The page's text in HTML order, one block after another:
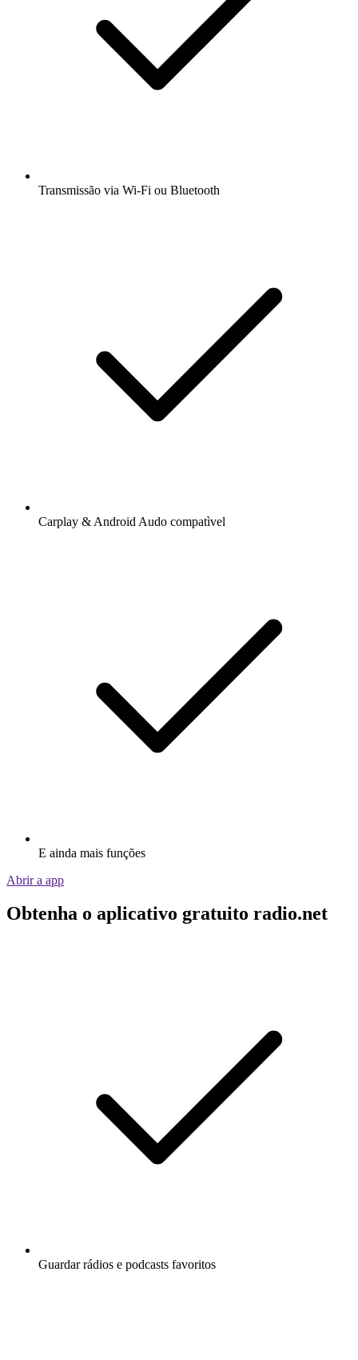
Transmissão via Wi-Fi ou Bluetooth
Carplay & Android Audo compatìvel
E ainda mais funções
Abrir a app
Obtenha o aplicativo gratuito radio.net
Guardar rádios e podcasts favoritos